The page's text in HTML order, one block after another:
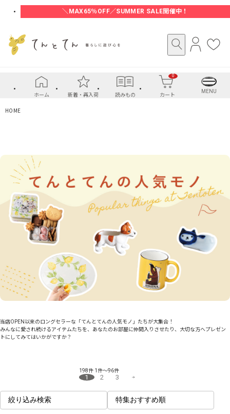
＼MAX65％OFF／SUMMER SALE開催中！
に
入
り
ホーム 新着・再入荷 読みもの カート
0
MENU
HOME
当店OPEN以来のロングセラーな「てんとてんの人気モノ」たちが大集合！
みんなに愛され続けるアイテムたちを、あなたのお部屋に仲間入りさせたり、大切な方へプレゼン
トにしてみてはいかがですか？
198件 1件～96件
1 2 3
絞り込み検索 特集おすすめ順